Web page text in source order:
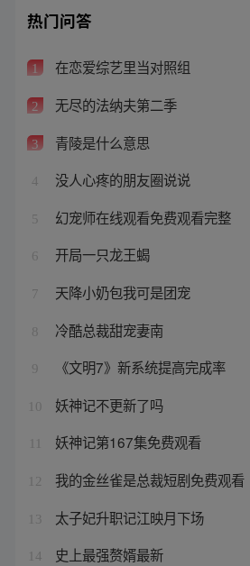
热门问答
1 在恋爱综艺里当对照组
2 无尽的法纳夫第二季
3 青陵是什么意思
4 没人心疼的朋友圈说说
5 幻宠师在线观看免费观看完整
6 开局一只龙王蝎
7 天降小奶包我可是团宠
8 冷酷总裁甜宠妻南
9 《文明7》新系统提高完成率
10 妖神记不更新了吗
妖神记第167集免费观看
12 我的金丝雀是总裁短剧免费观看
13 太子妃升职记江映月下场
14 史上最强赘婿最新